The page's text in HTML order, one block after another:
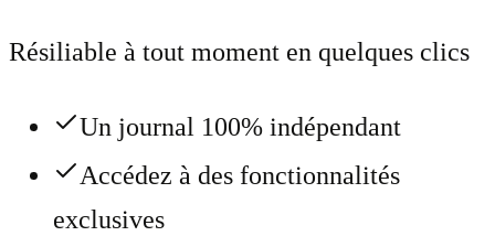
Résiliable à tout moment en quelques clics
Un journal 100% indépendant
Accédez à des fonctionnalités
exclusives